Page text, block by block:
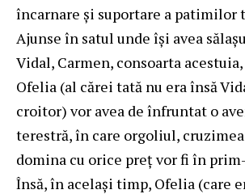
încarnare și suportare a patimilor
Ajunse în satul unde își avea
Vidal, Carmen, consoarta
Ofelia (al cărei tată nu era însă
croitor) vor avea de înfruntat o
terestră, în care orgoliul,
domina cu orice preț vor fi în
Însă, în același timp, Ofelia (care